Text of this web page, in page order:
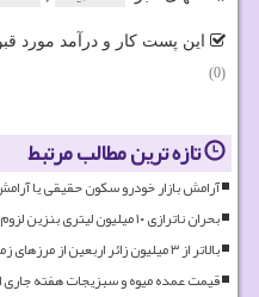
این پست کار و درآمد مورد
(0)
تازه ترین مطالب مرتبط
آرامش بازار خودرو سکون حقیقی یا
بحران ناترازی ۱۰ میلیون لیتری بنزین لزوم مدیریت تقاضا و اصلاح ساختار
بالاتر از ۳ میلیون زائر اربعین از مرزهای زمینی کشور خارج شدند
قیمت عمده میوه و سبزیجات هفته جاری